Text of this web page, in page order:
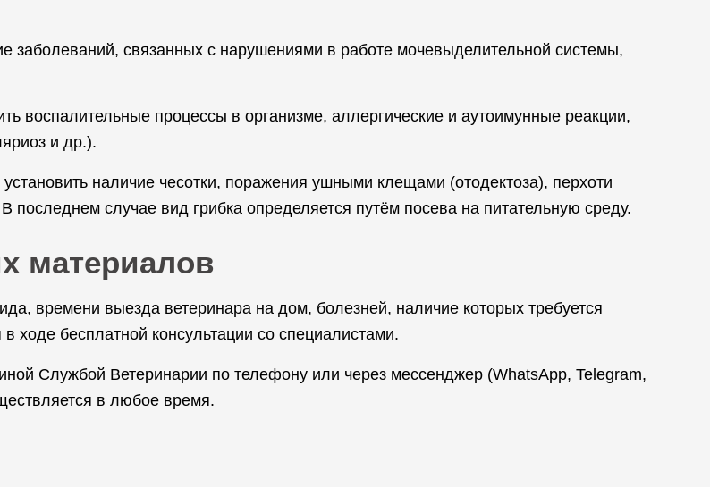
заболеваний, связанных с нарушениями в работе мочевыделительной системы,
воспалительные процессы в организме, аллергические и аутоимунные реакции,
и др.).
наличие чесотки, поражения ушными клещами (отодектоза), перхоти
последнем случае вид грибка определяется путём посева на питательную среду.
материалов
времени выезда ветеринара на дом, болезней, наличие которых требуется
ходе бесплатной консультации со специалистами.
Службой Ветеринарии по телефону или через мессенджер (WhatsApp, Telegram,
в любое время.